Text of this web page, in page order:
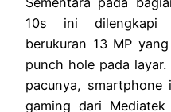
10s ini dilengkapi
berukuran 13 MP
punch hole pada
pacunya,
gaming dari